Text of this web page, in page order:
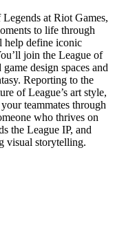
at Riot Games,
to life through
help define iconic
join the League of
design spaces and
Reporting to the
of League’s art style,
teammates through
who thrives on
the League IP, and
visual storytelling.